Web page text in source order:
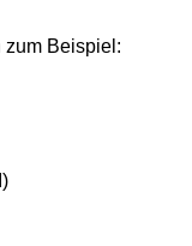
zum Beispiel: